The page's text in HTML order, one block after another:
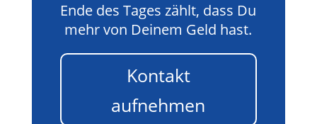
Ende des Tages zählt, dass Du
mehr von Deinem Geld hast.
Kontakt
aufnehmen